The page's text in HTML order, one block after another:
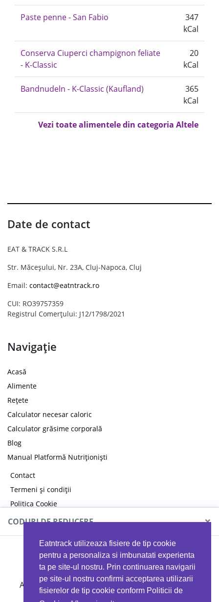
Eatntrack utilizeaza fisiere de tip cookie
pentru a personaliza si imbunatati experienta
ta pe site-ul nostru. Prin continuarea navigarii
pe site-ul nostru confirmi acceptarea utilizarii
fisierelor de tip cookie conform Politicii de
Paste penne - San Fabio
347
kCal
Conserva Ciuperci champignon feliate
- K-Classic
20
kCal
Bandnudeln - K-Classic (Kaufland)
365
kCal
Vezi toate alimentele din categoria Altele
Date de contact
EAT & TRACK S.R.L
Str. Măceșului, Nr. 23A, Cluj-Napoca, Cluj
Email: contact@eatntrack.ro
CUI: RO39757359
Registrul Comerțului: J12/1798/2021
Navigație
Acasă
Alimente
Rețete
Calculator necesar caloric
Calculator grăsime corporală
Blog
Manual Platformă Nutriționiști
Contact
Termeni și condiții
Politica Cookie
Politica de confidențialitate
CODURI DE REDUCERE ×
MYPROTEIN
Ai 40%reducere la orice comandă folosind codul
EATTRACK